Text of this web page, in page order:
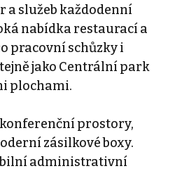
a služeb každodenní
nabídka restaurací a
pracovní schůzky i
jako Centrální park
plochami.
prostory,
zásilkové boxy.
administrativní